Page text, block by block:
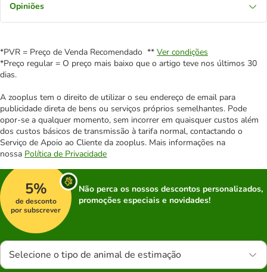
Opiniões
*PVR = Preço de Venda Recomendado ** Ver condições
*Preço regular = O preço mais baixo que o artigo teve nos últimos 30
dias.
A zooplus tem o direito de utilizar o seu endereço de email para
publicidade direta de bens ou serviços próprios semelhantes. Pode
opor-se a qualquer momento, sem incorrer em quaisquer custos além
dos custos básicos de transmissão à tarifa normal, contactando o
Serviço de Apoio ao Cliente da zooplus. Mais informações na
nossa Política de Privacidade
5%
de desconto
por subscrever
Não perca os nossos descontos personalizados,
promoções especiais e novidades!
Selecione o tipo de animal de estimação